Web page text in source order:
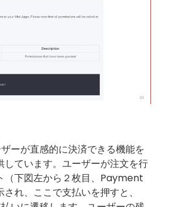
ーが直感的に決済できる機能を
しています。ユーザーが注文を行
（下図左から２枚目、Payment
れ、ここで支払いを押すと、